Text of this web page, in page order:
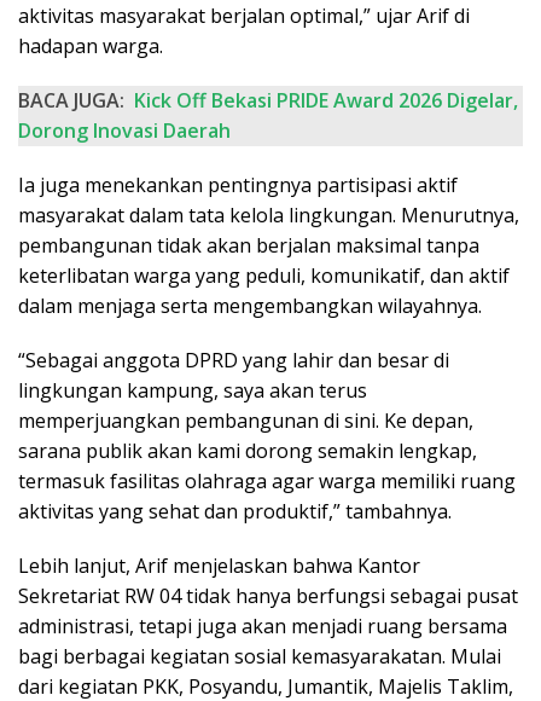
aktivitas masyarakat berjalan optimal,” ujar Arif di
hadapan warga.
BACA JUGA: Kick Off Bekasi PRIDE Award 2026 Digelar,
Dorong Inovasi Daerah
Ia juga menekankan pentingnya partisipasi aktif
masyarakat dalam tata kelola lingkungan. Menurutnya,
pembangunan tidak akan berjalan maksimal tanpa
keterlibatan warga yang peduli, komunikatif, dan aktif
dalam menjaga serta mengembangkan wilayahnya.
“Sebagai anggota DPRD yang lahir dan besar di
lingkungan kampung, saya akan terus
memperjuangkan pembangunan di sini. Ke depan,
sarana publik akan kami dorong semakin lengkap,
termasuk fasilitas olahraga agar warga memiliki ruang
aktivitas yang sehat dan produktif,” tambahnya.
Lebih lanjut, Arif menjelaskan bahwa Kantor
Sekretariat RW 04 tidak hanya berfungsi sebagai pusat
administrasi, tetapi juga akan menjadi ruang bersama
bagi berbagai kegiatan sosial kemasyarakatan. Mulai
dari kegiatan PKK, Posyandu, Jumantik, Majelis Taklim,